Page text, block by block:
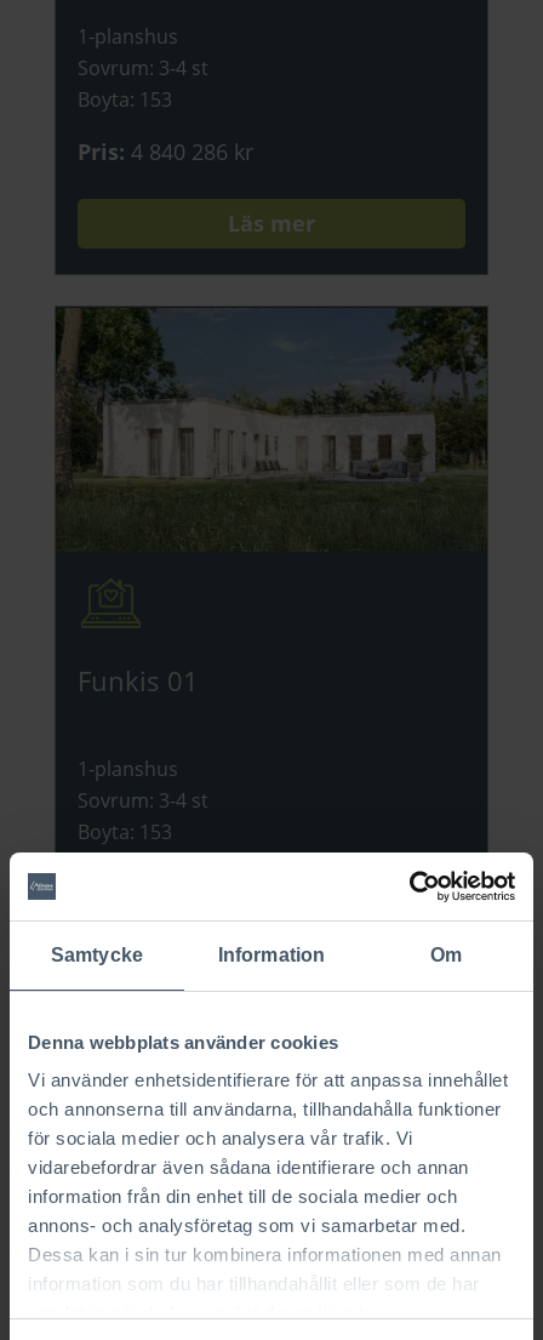
Samtycke Information Om
Denna webbplats använder cookies
Vi använder enhetsidentifierare för att anpassa innehållet
och annonserna till användarna, tillhandahålla funktioner
för sociala medier och analysera vår trafik. Vi
vidarebefordrar även sådana identifierare och annan
information från din enhet till de sociala medier och
annons- och analysföretag som vi samarbetar med.
Dessa kan i sin tur kombinera informationen med annan
information som du har tillhandahållit eller som de har
1-planshus
Sovrum: 3-4 st
Boyta: 153
Pris: 4 840 286 kr
Läs mer
Funkis 01
1-planshus
Sovrum: 3-4 st
Boyta: 153
Läs mer